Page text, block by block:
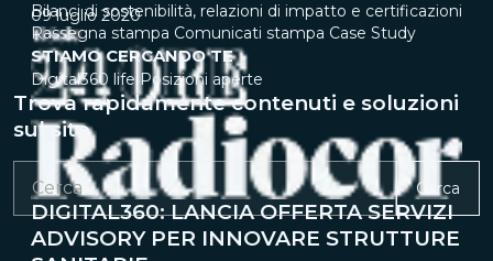
Bilanci di sostenibilità, relazioni di impatto e certificazioni
Rassegna stampa Comunicati stampa Case Study
STIAMO CERCANDO TE
Digital360 life Posizioni aperte
Trova rapidamente contenuti e soluzioni
sul sito
Cerca
09 luglio 2020
DIGITAL360: LANCIA OFFERTA SERVIZI
ADVISORY PER INNOVARE STRUTTURE